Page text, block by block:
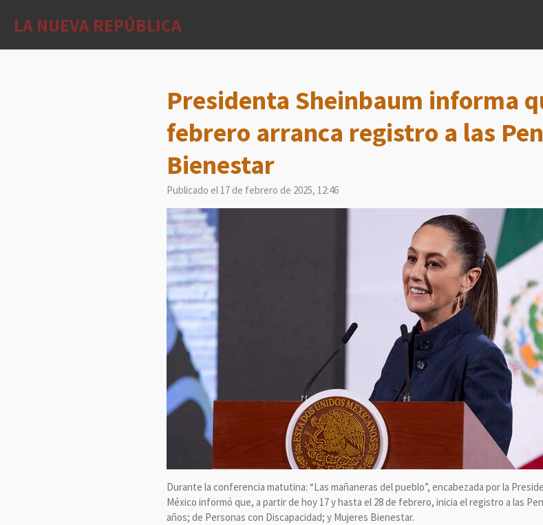
LA NUEVA REPÚBLICA
Presidenta Sheinbaum informa
febrero arranca registro a las
Bienestar
Publicado el 17 de febrero de 2025, 12:46
Durante la conferencia matutina: “Las mañaneras del pueblo”, encabezada por la
México informó que, a partir de hoy 17 y hasta el 28 de febrero, inicia el registro a las
años; de Personas con Discapacidad; y Mujeres Bienestar.